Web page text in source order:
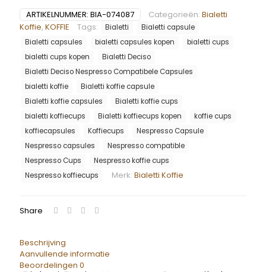
ARTIKELNUMMER: BIA-074087 Categorieën: Bialetti
Koffie, KOFFIE Tags: Bialetti
Bialetti capsule
Bialetti capsules
bialetti capsules kopen
bialetti cups
bialetti cups kopen
Bialetti Deciso
Bialetti Deciso Nespresso Compatibele Capsules
bialetti koffie
Bialetti koffie capsule
Bialetti koffie capsules
Bialetti koffie cups
bialetti koffiecups
Bialetti koffiecups kopen
koffie cups
koffiecapsules
Koffiecups
Nespresso Capsule
Nespresso capsules
Nespresso compatible
Nespresso Cups
Nespresso koffie cups
Nespresso koffiecups
Merk: Bialetti Koffie
Share
Beschrijving
Aanvullende informatie
Beoordelingen 0